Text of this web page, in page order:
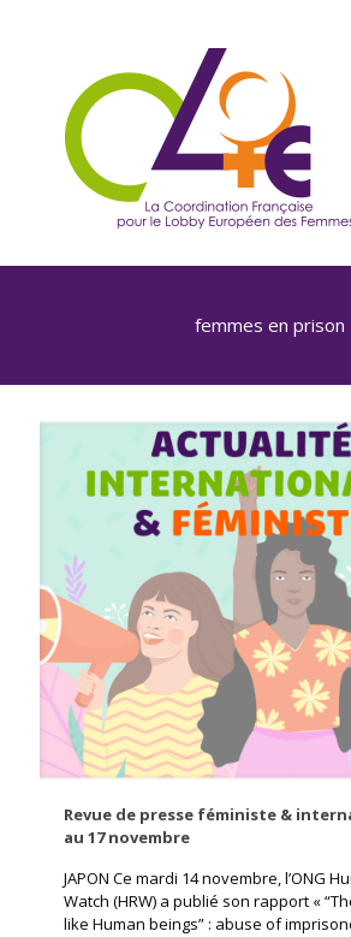
femmes en prison
Revue de presse féministe &
au 17 novembre
JAPON Ce mardi 14 novembre, l’ONG
Watch (HRW) a publié son rapport «
like Human beings” : abuse of